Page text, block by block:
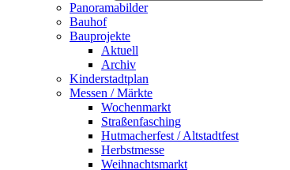
Panoramabilder
Bauhof
Bauprojekte
Aktuell
Archiv
Kinderstadtplan
Messen / Märkte
Wochenmarkt
Straßenfasching
Hutmacherfest / Altstadtfest
Herbstmesse
Weihnachtsmarkt